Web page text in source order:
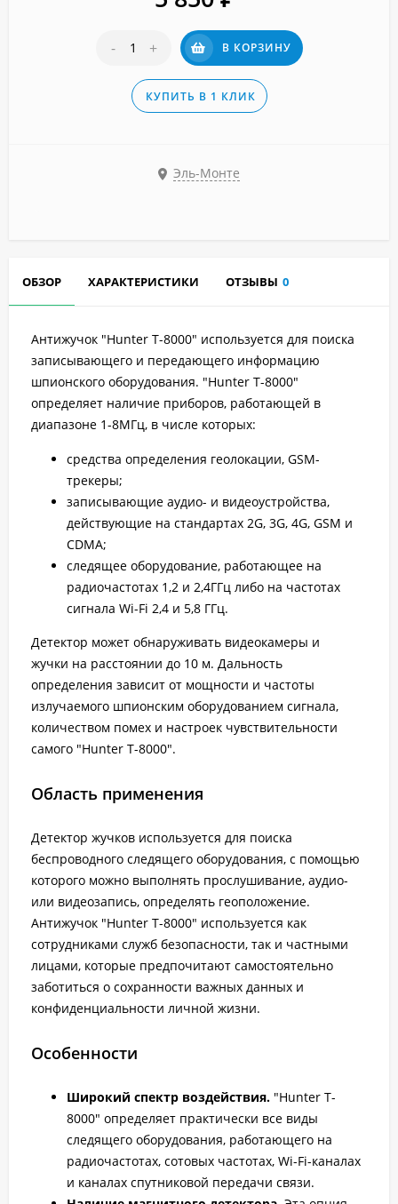
- + В КОРЗИНУ
КУПИТЬ В 1 КЛИК
Эль-Монте
ОБЗОР ХАРАКТЕРИСТИКИ ОТЗЫВЫ 0
Антижучок "Hunter T-8000" используется для поиска
записывающего и передающего информацию
шпионского оборудования. "Hunter T-8000"
определяет наличие приборов, работающей в
диапазоне 1-8МГц, в числе которых:
средства определения геолокации, GSM-
трекеры;
записывающие аудио- и видеоустройства,
действующие на стандартах 2G, 3G, 4G, GSM и
CDMA;
следящее оборудование, работающее на
радиочастотах 1,2 и 2,4ГГц либо на частотах
сигнала Wi-Fi 2,4 и 5,8 ГГц.
Детектор может обнаруживать видеокамеры и
жучки на расстоянии до 10 м. Дальность
определения зависит от мощности и частоты
излучаемого шпионским оборудованием сигнала,
количеством помех и настроек чувствительности
самого "Hunter T-8000".
Область применения
Детектор жучков используется для поиска
беспроводного следящего оборудования, с помощью
которого можно выполнять прослушивание, аудио-
или видеозапись, определять геоположение.
Антижучок "Hunter T-8000" используется как
сотрудниками служб безопасности, так и частными
лицами, которые предпочитают самостоятельно
заботиться о сохранности важных данных и
конфиденциальности личной жизни.
Особенности
Широкий спектр воздействия. "Hunter T-
8000" определяет практически все виды
следящего оборудования, работающего на
радиочастотах, сотовых частотах, Wi-Fi-каналах
и каналах спутниковой передачи связи.